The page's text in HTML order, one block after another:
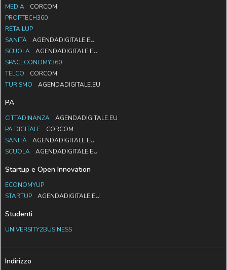
MEDIA
CORCOM
PROPTECH360
RETAILUP
SANITÀ
AGENDADIGITALE.EU
SCUOLA
AGENDADIGITALE.EU
SPACECONOMY360
TELCO
CORCOM
TURISMO
AGENDADIGITALE.EU
PA
CITTADINANZA
AGENDADIGITALE.EU
PA DIGITALE
CORCOM
SANITÀ
AGENDADIGITALE.EU
SCUOLA
AGENDADIGITALE.EU
Startup e Open Innovation
ECONOMYUP
STARTUP
AGENDADIGITALE.EU
Studenti
UNIVERSITY2BUSINESS
Indirizzo